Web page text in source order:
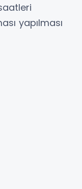
yapılması